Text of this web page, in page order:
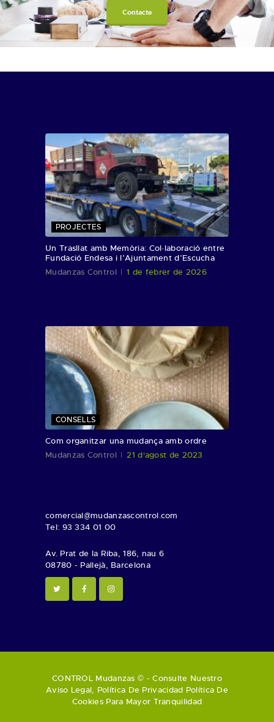
Contacte
PROJECTES
Un Trasllat amb Memòria: Col·laboració entre
Fundació Endesa i l’Ajuntament d’Escucha
Mudanzas Control
1 de febrer de 2026
CONSELLS
Com organitzar una mudança amb ordre
Mudanzas Control
21 d'agost de 2023
comercial@mudanzascontrol.com
Tel: 93 334 01 00
Av. Prat de la Riba, 186, nau 6
08780 - Pallejà, Barcelona
CONTROL Mudanzas © - Consulte Nuestro
Aviso Legal, Política De Privacidad Política De
CookiesPara Mayor Tranquilidad